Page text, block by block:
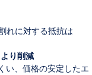
れに対する抵抗は
り削減
い、価格の安定したエ